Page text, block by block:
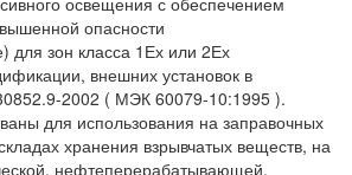
опасности
зон класса 1Ех или 2Ех
внешних установок в
2002 ( МЭК 60079-10:1995 ).
для использования на заправочных
хранения взрывчатых веществ, на
нефтеперерабатывающей,